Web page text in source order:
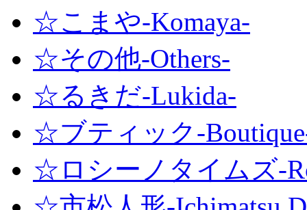
☆こまや-Komaya-
☆その他-Others-
☆るきだ-Lukida-
☆ブティック-
☆ロシーノタイムズ-